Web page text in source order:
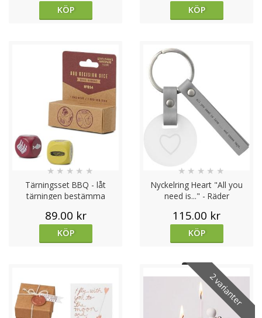
KÖP KÖP
Tärningsset BBQ - låt
tärningen bestämma
★ ★ ★ ★ ★
89.00 kr
KÖP
Nyckelring Heart "All you
need is..." - Räder
★ ★ ★ ★ ★
115.00 kr
KÖP
2 varianter